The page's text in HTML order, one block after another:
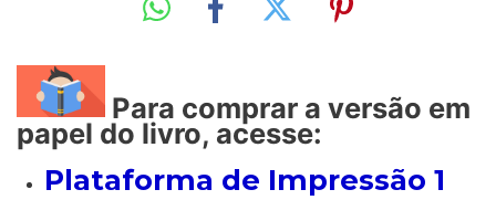
Para comprar a versão em
papel do livro, acesse:
Plataforma de Impressão 1